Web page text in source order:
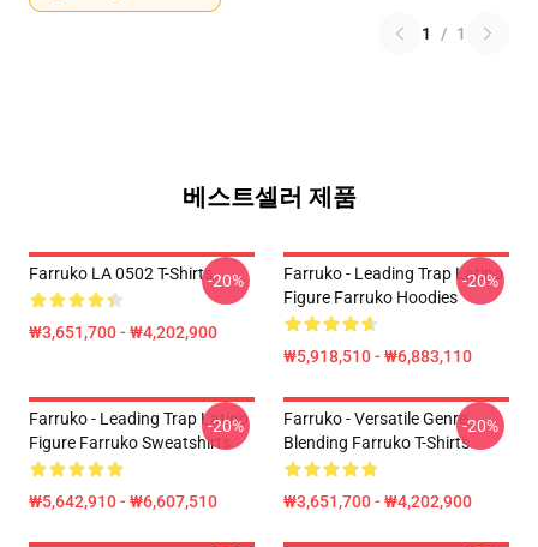
1 / 1
베스트셀러 제품
Farruko LA 0502 T-Shirts
₩3,651,700 - ₩4,202,900
-20%
Farruko - Leading Trap Latino
Figure Farruko Hoodies
₩5,918,510 - ₩6,883,110
-20%
Farruko - Leading Trap Latino
Figure Farruko Sweatshirts
₩5,642,910 - ₩6,607,510
-20%
Farruko - Versatile Genre
Blending Farruko T-Shirts
₩3,651,700 - ₩4,202,900
-20%